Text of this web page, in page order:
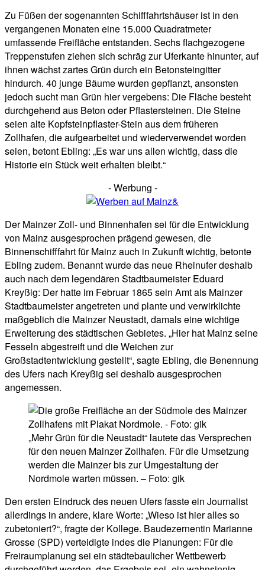
Zu Füßen der sogenannten Schifffahrtshäuser ist in den
vergangenen Monaten eine 15.000 Quadratmeter
umfassende Freifläche entstanden. Sechs flachgezogene
Treppenstufen ziehen sich schräg zur Uferkante hinunter, auf
ihnen wächst zartes Grün durch ein Betonsteingitter
hindurch. 40 junge Bäume wurden gepflanzt, ansonsten
jedoch sucht man Grün hier vergebens: Die Fläche besteht
durchgehend aus Beton oder Pflastersteinen. Die Steine
seien alte Kopfsteinpflaster-Stein aus dem früheren
Zollhafen, die aufgearbeitet und wiederverwendet worden
seien, betont Ebling: „Es war uns allen wichtig, dass die
Historie ein Stück weit erhalten bleibt.“
- Werbung -
Der Mainzer Zoll- und Binnenhafen sei für die Entwicklung
von Mainz ausgesprochen prägend gewesen, die
Binnenschifffahrt für Mainz auch in Zukunft wichtig, betonte
Ebling zudem. Benannt wurde das neue Rheinufer deshalb
auch nach dem legendären Stadtbaumeister Eduard
Kreyßig: Der hatte im Februar 1865 sein Amt als Mainzer
Stadtbaumeister angetreten und plante und verwirklichte
maßgeblich die Mainzer Neustadt, damals eine wichtige
Erweiterung des städtischen Gebietes. „Hier hat Mainz seine
Fesseln abgestreift und die Weichen zur
Großstadtentwicklung gestellt“, sagte Ebling, die Benennung
des Ufers nach Kreyßig sei deshalb ausgesprochen
angemessen.
„Mehr Grün für die Neustadt“ lautete das Versprechen
für den neuen Mainzer Zollhafen. Für die Umsetzung
werden die Mainzer bis zur Umgestaltung der
Nordmole warten müssen. – Foto: gik
Den ersten Eindruck des neuen Ufers fasste ein Journalist
allerdings in andere, klare Worte: „Wieso ist hier alles so
zubetoniert?“, fragte der Kollege. Baudezernentin Marianne
Grosse (SPD) verteidigte indes die Planungen: Für die
Freiraumplanung sei ein städtebaulicher Wettbewerb